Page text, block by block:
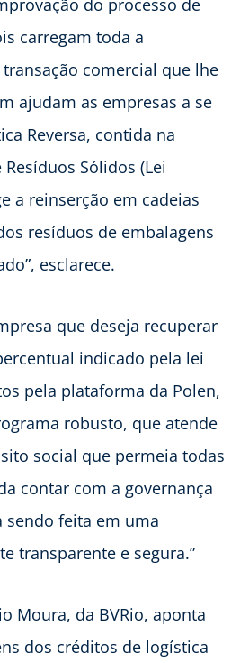
do processo de
carregam toda a
comercial que lhe
ajudam as empresas a se
Reversa, contida na
Sólidos (Lei
a reinserção em cadeias
resíduos de embalagens
esclarece.
que deseja recuperar
indicado pela lei
pela plataforma da Polen,
robusto, que atende
social que permeia todas
contar com a governança
feita em uma
transparente e segura.”
Moura, da BVRio, aponta
dos créditos de logística